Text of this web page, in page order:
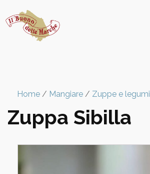
Home / Mangiare / Zuppe e legumi
Zuppa Sibilla